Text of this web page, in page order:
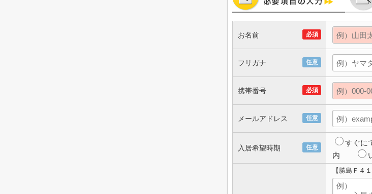
必須
お名前
任意
フリガナ
必須
携帯番号
任意
メールアドレス
任意
入居希望時期
すぐに
内
【勝島Ｆ４